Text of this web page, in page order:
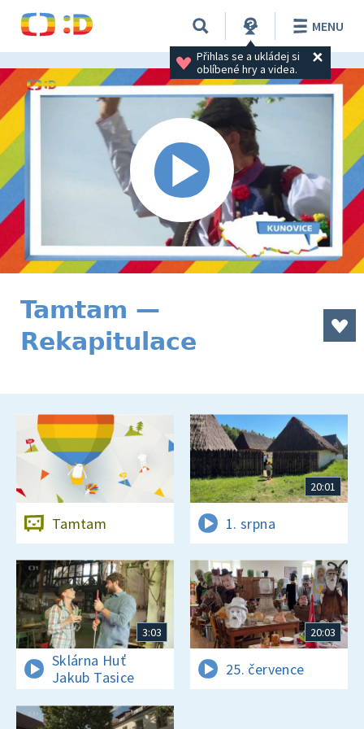
Přihlas se a ukládej si
oblíbené hry a videa.
MENU
Tamtam —
Rekapitulace
Tamtam
20:01
1. srpna
3:03
Sklárna Huť
Jakub Tasice
20:03
25. července